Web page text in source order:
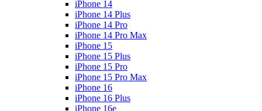
iPhone 14
iPhone 14 Plus
iPhone 14 Pro
iPhone 14 Pro Max
iPhone 15
iPhone 15 Plus
iPhone 15 Pro
iPhone 15 Pro Max
iPhone 16
iPhone 16 Plus
iPhone 16e